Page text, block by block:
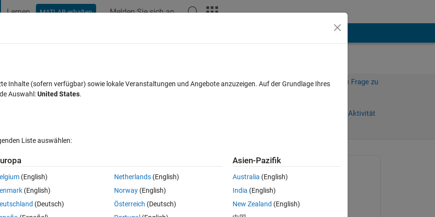
Lernen MATLAB erhalten Melden Sie sich an
and set a threshold
Melden Sie sich an, um diese Frage zu
Anmelden, um Aktivität
0 Stimmen
pixels using my binary mask.
Gina Carts
am 4 Nov. 2019
Inhalte (sofern verfügbar) sowie lokale Veranstaltungen und Angebote anzuzeigen. Auf der Grundlage Ihres
Auswahl:United States.
Liste auswählen:
(English)
(English)
(Deutsch)
Netherlands(English)
Norway(English)
Österreich (Deutsch)
Asien-Pazifik
Australia (English)
India (English)
New Zealand (English)